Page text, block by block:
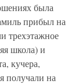
была
прибыл на
трехэтажное
школа) и
кучера,
получали на